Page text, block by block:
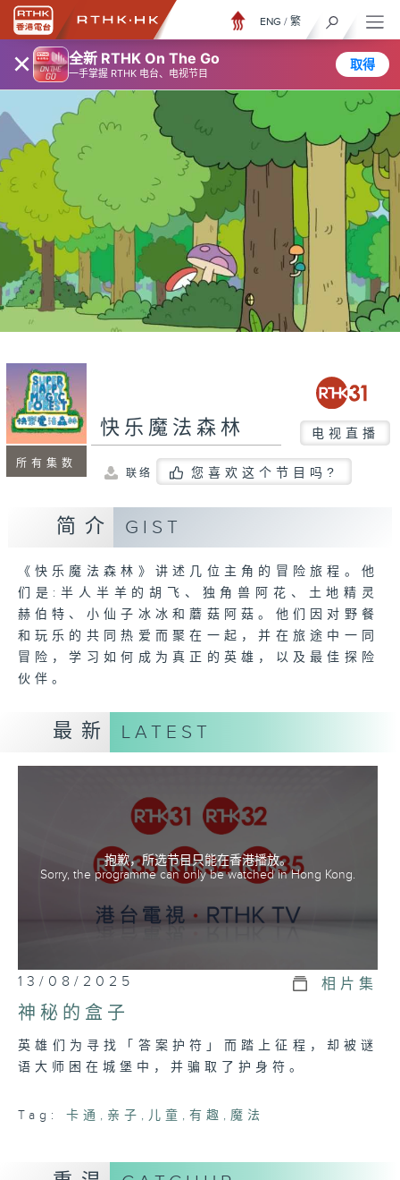
× 全新 RTHK On The Go
一手掌握 RTHK 电台、电视节目
取得
ENG / 繁
所有集数
快乐魔法森林 电视直播
联络 您喜欢这个节目吗?
简介 GIST
《快乐魔法森林》讲述几位主角的冒险旅程。他
们是:半人半羊的胡飞、独角兽阿花、土地精灵
赫伯特、小仙子冰冰和蘑菇阿菇。他们因对野餐
和玩乐的共同热爱而聚在一起，并在旅途中一同
冒险，学习如何成为真正的英雄，以及最佳探险
伙伴。
最新 LATEST
抱歉，所选节目只能在香港播放。
Sorry, the programme can only be watched in Hong Kong.
13/08/2025 相片集
神秘的盒子
英雄们为寻找「答案护符」而踏上征程，却被谜
语大师困在城堡中，并骗取了护身符。
Tag: 卡通 , 亲子 , 儿童 ,有趣 ,魔法